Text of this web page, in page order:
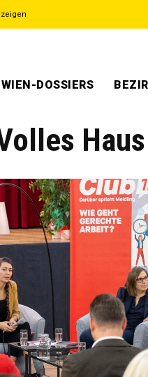
WIEN-DOSSIERS